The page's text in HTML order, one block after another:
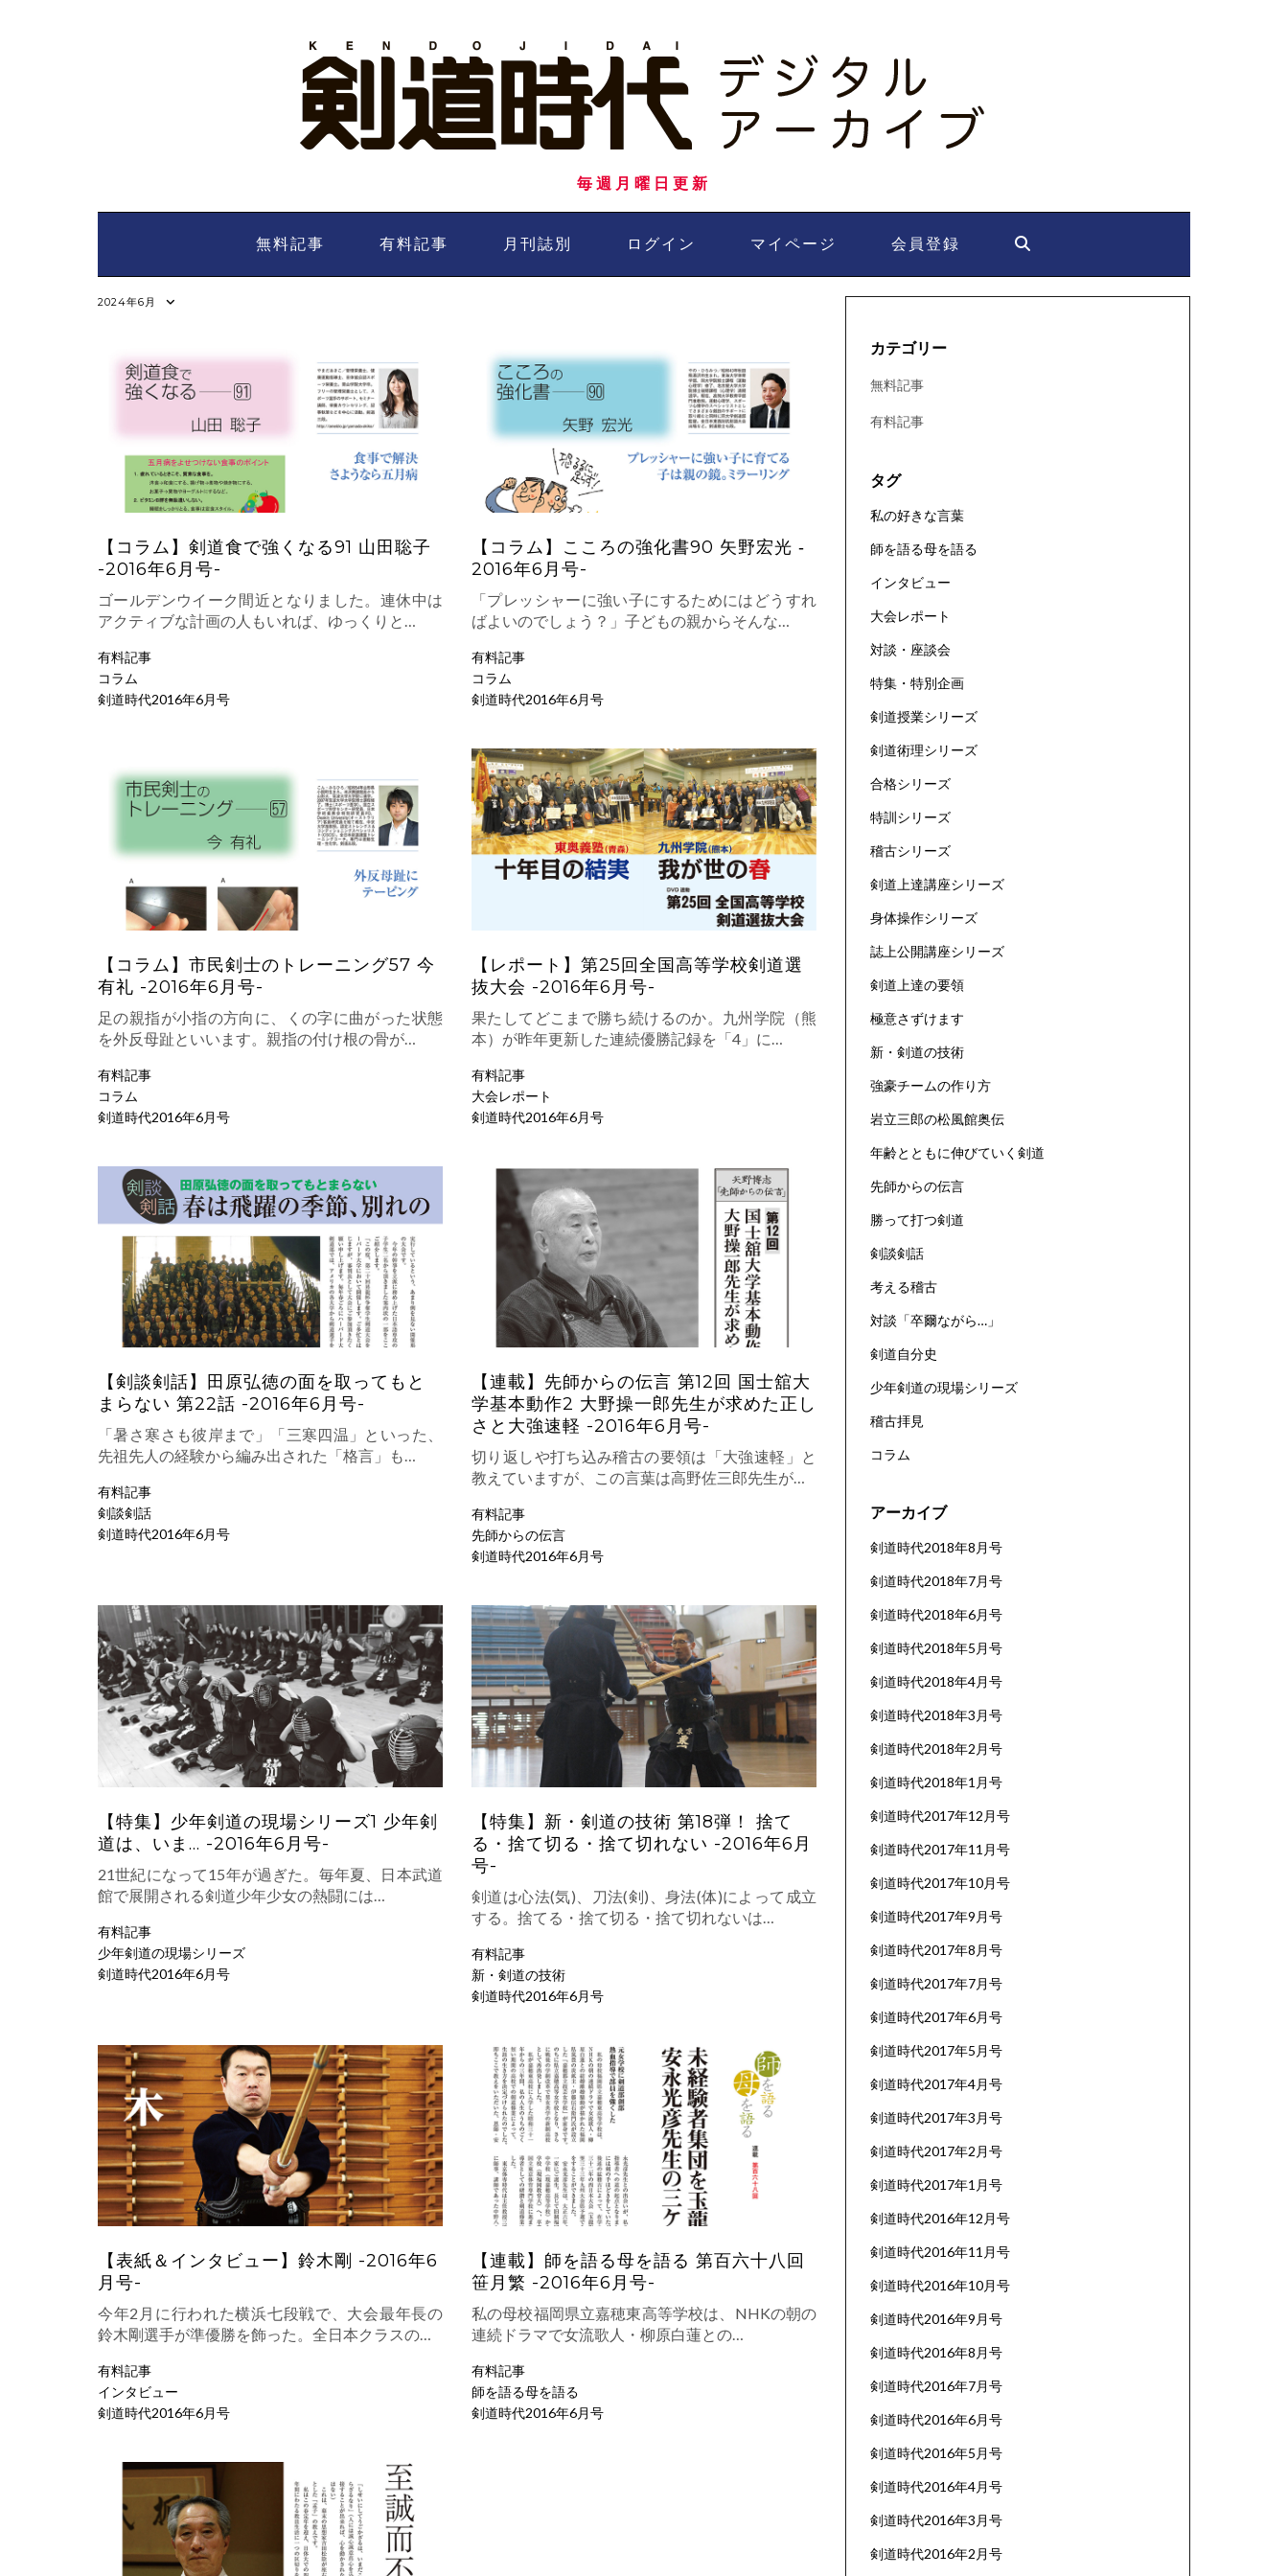
毎週月曜日更新
無料記事 有料記事 月刊誌別 ログイン マイページ 会員登録
2024年6月
【コラム】剣道食で強くなる91 山田聡子
-2016年6月号-
ゴールデンウイーク間近となりました。連休中は
アクティブな計画の人もいれば、ゆっくりと…
有料記事
コラム
剣道時代2016年6月号
【コラム】こころの強化書90 矢野宏光 ‐
2016年6月号-
「プレッシャーに強い子にするためにはどうすれ
ばよいのでしょう？」子どもの親からそんな…
有料記事
コラム
剣道時代2016年6月号
【コラム】市民剣士のトレーニング57 今
有礼 -2016年6月号-
足の親指が小指の方向に、くの字に曲がった状態
を外反母趾といいます。親指の付け根の骨が…
有料記事
コラム
剣道時代2016年6月号
【レポート】第25回全国高等学校剣道選
抜大会 -2016年6月号-
果たしてどこまで勝ち続けるのか。九州学院（熊
本）が昨年更新した連続優勝記録を「4」に…
有料記事
大会レポート
剣道時代2016年6月号
【剣談剣話】田原弘徳の面を取ってもと
まらない 第22話 -2016年6月号-
「暑さ寒さも彼岸まで」「三寒四温」といった、
先祖先人の経験から編み出された「格言」も…
有料記事
剣談剣話
剣道時代2016年6月号
【連載】先師からの伝言 第12回 国士舘大
学基本動作2 大野操一郎先生が求めた正し
さと大強速軽 -2016年6月号-
切り返しや打ち込み稽古の要領は「大強速軽」と
教えていますが、この言葉は高野佐三郎先生が…
有料記事
先師からの伝言
剣道時代2016年6月号
【特集】少年剣道の現場シリーズ1 少年剣
道は、いま… -2016年6月号-
21世紀になって15年が過ぎた。毎年夏、日本武道
館で展開される剣道少年少女の熱闘には…
有料記事
少年剣道の現場シリーズ
剣道時代2016年6月号
【特集】新・剣道の技術 第18弾！ 捨て
る・捨て切る・捨て切れない -2016年6月
号-
剣道は心法(気)、刀法(剣)、身法(体)によって成立
する。捨てる・捨て切る・捨て切れないは…
有料記事
新・剣道の技術
剣道時代2016年6月号
【表紙＆インタビュー】鈴木剛 -2016年6
月号-
今年2月に行われた横浜七段戦で、大会最年長の
鈴木剛選手が準優勝を飾った。全日本クラスの…
有料記事
インタビュー
剣道時代2016年6月号
【連載】師を語る母を語る 第百六十八回
笹月繁 -2016年6月号-
私の母校福岡県立嘉穂東高等学校は、NHKの朝の
連続ドラマで女流歌人・柳原白蓮との…
有料記事
師を語る母を語る
剣道時代2016年6月号
カテゴリー
無料記事
有料記事
タグ
私の好きな言葉
師を語る母を語る
インタビュー
大会レポート
対談・座談会
特集・特別企画
剣道授業シリーズ
剣道術理シリーズ
合格シリーズ
特訓シリーズ
稽古シリーズ
剣道上達講座シリーズ
身体操作シリーズ
誌上公開講座シリーズ
剣道上達の要領
極意さずけます
新・剣道の技術
強豪チームの作り方
岩立三郎の松風館奥伝
年齢とともに伸びていく剣道
先師からの伝言
勝って打つ剣道
剣談剣話
考える稽古
対談「卒爾ながら…」
剣道自分史
少年剣道の現場シリーズ
稽古拝見
コラム
アーカイブ
剣道時代2018年8月号
剣道時代2018年7月号
剣道時代2018年6月号
剣道時代2018年5月号
剣道時代2018年4月号
剣道時代2018年3月号
剣道時代2018年2月号
剣道時代2018年1月号
剣道時代2017年12月号
剣道時代2017年11月号
剣道時代2017年10月号
剣道時代2017年9月号
剣道時代2017年8月号
剣道時代2017年7月号
剣道時代2017年6月号
剣道時代2017年5月号
剣道時代2017年4月号
剣道時代2017年3月号
剣道時代2017年2月号
剣道時代2017年1月号
剣道時代2016年12月号
剣道時代2016年11月号
剣道時代2016年10月号
剣道時代2016年9月号
剣道時代2016年8月号
剣道時代2016年7月号
剣道時代2016年6月号
剣道時代2016年5月号
剣道時代2016年4月号
剣道時代2016年3月号
剣道時代2016年2月号